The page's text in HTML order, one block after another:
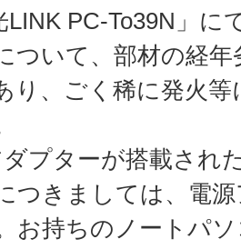
LINK PC-To39N」
ついて、部材の経
り、ごく稀に発火
プターが搭載され
つきましては、電
お持ちのノートパ